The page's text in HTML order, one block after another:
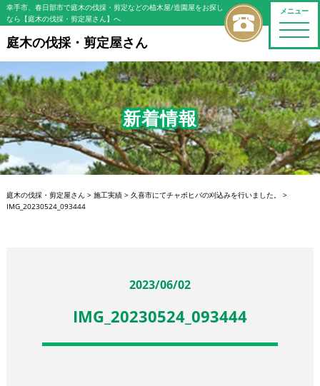
メニュー
toggle
幸手市、春日部市で庭木の伐採・剪定などの植木屋/造園屋をお探し
なら【庭木の伐採・剪定屋さん】へ
庭木の伐採・剪定屋さん
新着情報
庭木の伐採・剪定屋さん > 施工実績> 久喜市にてチャボヒバの刈込みを行いました。
>
IMG_20230524_093444
2023/06/02
IMG_20230524_093444